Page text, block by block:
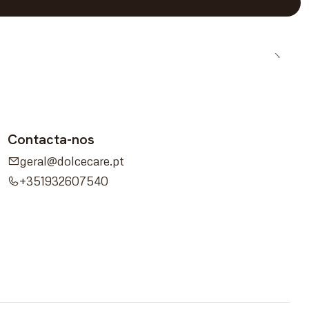
Contacta-nos
geral@dolcecare.pt
+351932607540